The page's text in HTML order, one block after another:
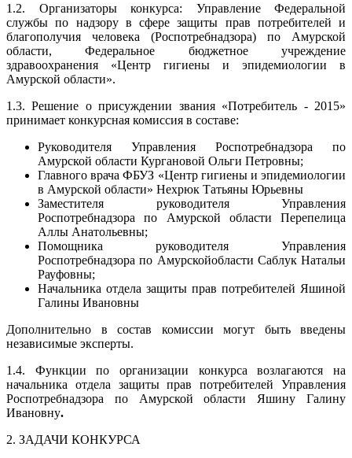
1.2. Организаторы конкурса: Управление Федеральной
службы по надзору в сфере защиты прав потребителей и
благополучия человека (Роспотребнадзора) по Амурской
области, Федеральное бюджетное учреждение
здравоохранения «Центр гигиены и эпидемиологии в
Амурской области».
1.3. Решение о присуждении звания «Потребитель - 2015»
принимает конкурсная комиссия в составе:
Руководителя Управления Роспотребнадзора по
Амурской области Кургановой Ольги Петровны;
Главного врача ФБУЗ «Центр гигиены и эпидемиологии
в Амурской области» Нехрюк Татьяны Юрьевны
Заместителя руководителя Управления
Роспотребнадзора по Амурской области Перепелица
Аллы Анатольевны;
Помощника руководителя Управления
Роспотребнадзора по Амурскойобласти Саблук Натальи
Рауфовны;
Начальника отдела защиты прав потребителей Яшиной
Галины Ивановны
Дополнительно в состав комиссии могут быть введены
независимые эксперты.
1.4. Функции по организации конкурса возлагаются на
начальника отдела защиты прав потребителей Управления
Роспотребнадзора по Амурской области Яшину Галину
Ивановну.
2. ЗАДАЧИ КОНКУРСА